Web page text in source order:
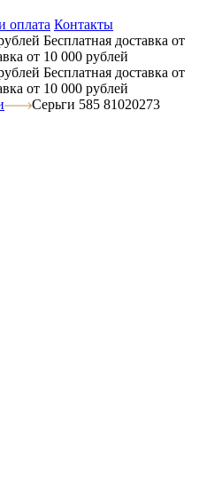
оплата Контакты
Бесплатная доставка от
от 10 000 рублей
Бесплатная доставка от
от 10 000 рублей
Серьги 585 81020273